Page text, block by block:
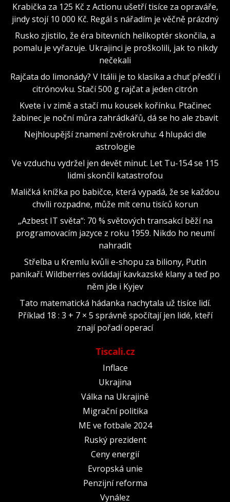
Krabička za 125 Kč z Actionu ušetří tisíce za opraváře,
jindy stojí 10 000 Kč. Regál s nářadím je věčně prázdný
Rusko zjistilo, že éra bitevních helikoptér skončila, a
pomalu je vyřazuje. Ukrajinci je proškolili, jak to nikdy
nečekali
Rajčata do limonády? V Itálii je to klasika a chuť předčí i
citrónovku. Stačí 500 g rajčat a jeden citrón
Kvete i v zimě a stačí mu kousek kořínku. Ptačinec
žabinec je noční můra zahrádkářů, dá se ho ale zbavit
Nejhloupější znamení zvěrokruhu: 4 hlupáci dle
astrologie
Ve vzduchu vydržel jen devět minut. Let Tu-154 se 115
lidmi skončil katastrofou
Maličká knížka po babičce, která vypadá, že se každou
chvíli rozpadne, může mít cenu tisíců korun
„Azbest IT světa“: 70 % světových transakcí běží na
programovacím jazyce z roku 1959. Nikdo ho neumí
nahradit
Střelba u Kremlu kvůli e-shopu za biliony, Putin
panikaří. Wildberries ovládají kavkazské klany a teď po
něm jde i Kyjev
Tato matematická hádanka nachytala už tisíce lidí.
Příklad 18 : 3 + 7 × 5 správně spočítají jen lidé, kteří
znají pořadí operací
Tiscali.cz
Inflace
Ukrajina
Válka na Ukrajině
Migrační politika
ME ve fotbale 2024
Ruský prezident
Ceny energií
Evropská unie
Penzijní reforma
Vynález